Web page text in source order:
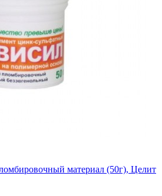
материал (50г), Целит